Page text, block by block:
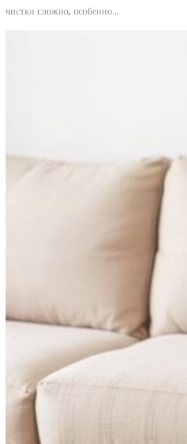
чистки сложно, особенно…